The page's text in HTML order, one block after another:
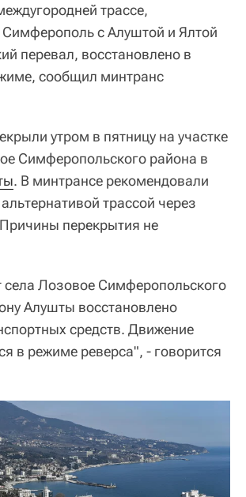
трассе,
с Алуштой и Ялтой
перевал, восстановлено в
сообщил минтранс
утром в пятницу на участке
Симферопольского района в
. В минтрансе рекомендовали
трассой через
перекрытия не
села Лозовое Симферопольского
Алушты восстановлено
средств. Движение
в режиме реверса", - говорится